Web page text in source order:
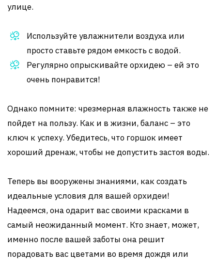
улице.
Используйте увлажнители воздуха или
просто ставьте рядом емкость с водой.
Регулярно опрыскивайте орхидею – ей это
очень понравится!
Однако помните: чрезмерная влажность также не
пойдет на пользу. Как и в жизни, баланс – это
ключ к успеху. Убедитесь, что горшок имеет
хороший дренаж, чтобы не допустить застоя воды.
Теперь вы вооружены знаниями, как создать
идеальные условия для вашей орхидеи!
Надеемся, она одарит вас своими красками в
самый неожиданный момент. Кто знает, может,
именно после вашей заботы она решит
порадовать вас цветами во время дождя или